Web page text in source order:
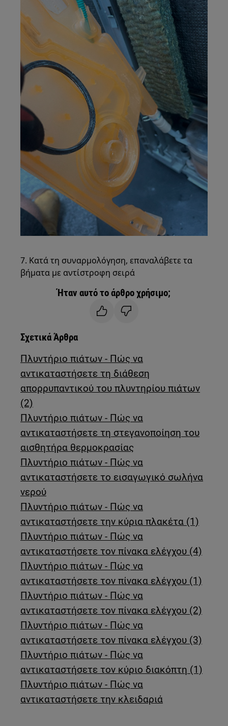
7. Κατά τη συναρμολόγηση, επαναλάβετε τα
βήματα με αντίστροφη σειρά
Ήταν αυτό το άρθρο χρήσιμο;
Σχετικά Άρθρα
Πλυντήριο πιάτων - Πώς να
αντικαταστήσετε τη διάθεση
απορρυπαντικού του πλυντηρίου πιάτων
(2)
Πλυντήριο πιάτων - Πώς να
αντικαταστήσετε τη στεγανοποίηση του
αισθητήρα θερμοκρασίας
Πλυντήριο πιάτων - Πώς να
αντικαταστήσετε το εισαγωγικό σωλήνα
νερού
Πλυντήριο πιάτων - Πώς να
αντικαταστήσετε την κύρια πλακέτα (1)
Πλυντήριο πιάτων - Πώς να
αντικαταστήσετε τον πίνακα ελέγχου (4)
Πλυντήριο πιάτων - Πώς να
αντικαταστήσετε τον πίνακα ελέγχου (1)
Πλυντήριο πιάτων - Πώς να
αντικαταστήσετε τον πίνακα ελέγχου (2)
Πλυντήριο πιάτων - Πώς να
αντικαταστήσετε τον πίνακα ελέγχου (3)
Πλυντήριο πιάτων - Πώς να
αντικαταστήσετε τον κύριο διακόπτη (1)
Πλυντήριο πιάτων - Πώς να
αντικαταστήσετε την κλειδαριά